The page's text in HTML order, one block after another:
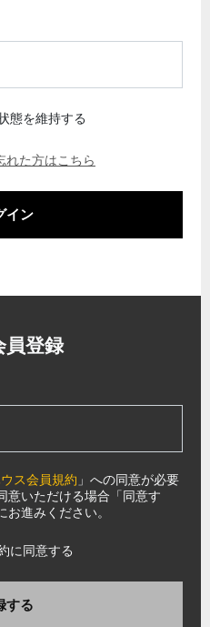
態を維持する
れた方はこちら
イン
員登録
ス会員規約 」への同意が必要
意いただける場合「同意す
進みください。
に同意する
する